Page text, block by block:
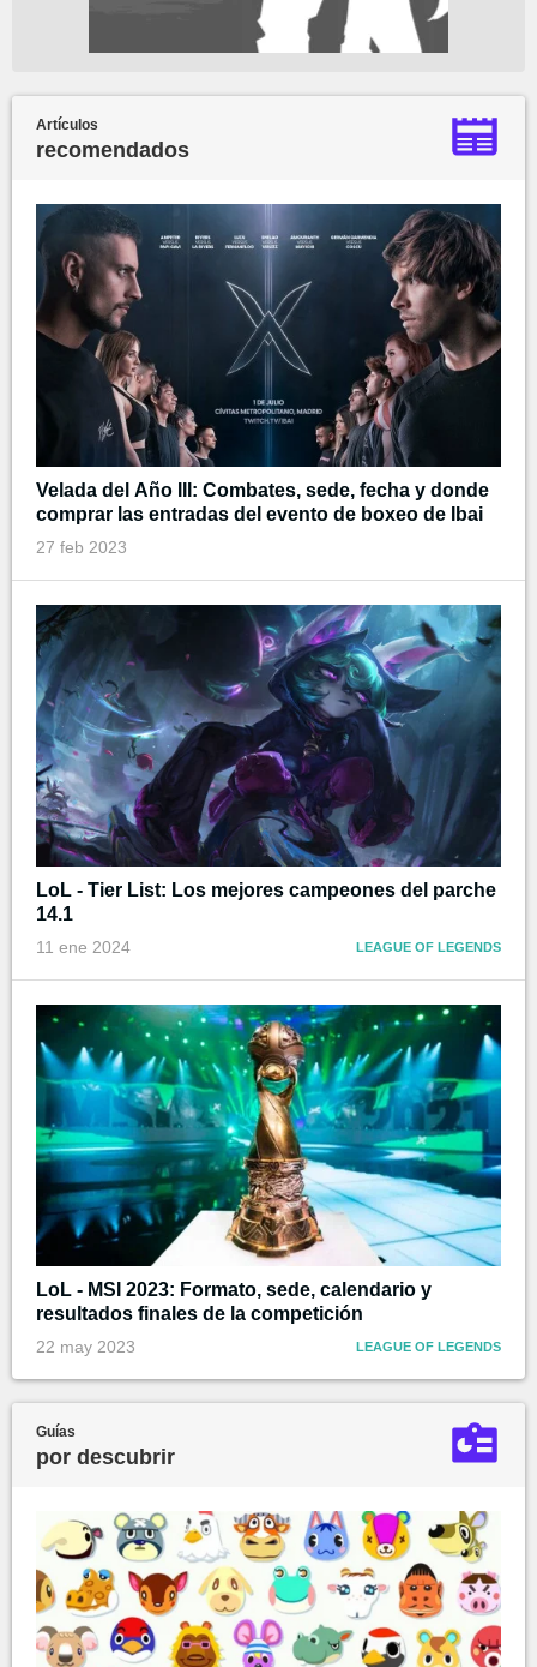
Artículos
recomendados
Velada del Año III: Combates, sede, fecha y donde
comprar las entradas del evento de boxeo de Ibai
27 feb 2023
LoL - Tier List: Los mejores campeones del parche
14.1
11 ene 2024 LEAGUE OF LEGENDS
LoL - MSI 2023: Formato, sede, calendario y
resultados finales de la competición
22 may 2023 LEAGUE OF LEGENDS
Guías
por descubrir